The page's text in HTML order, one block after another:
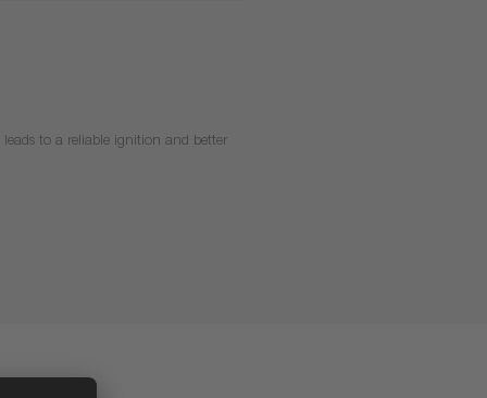
to a reliable ignition and better